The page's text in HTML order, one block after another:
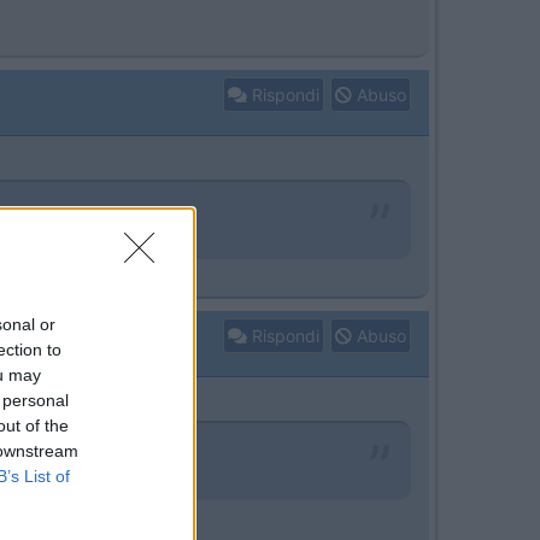
or
to
may
of the
List of
Rispondi Abuso
Rispondi Abuso